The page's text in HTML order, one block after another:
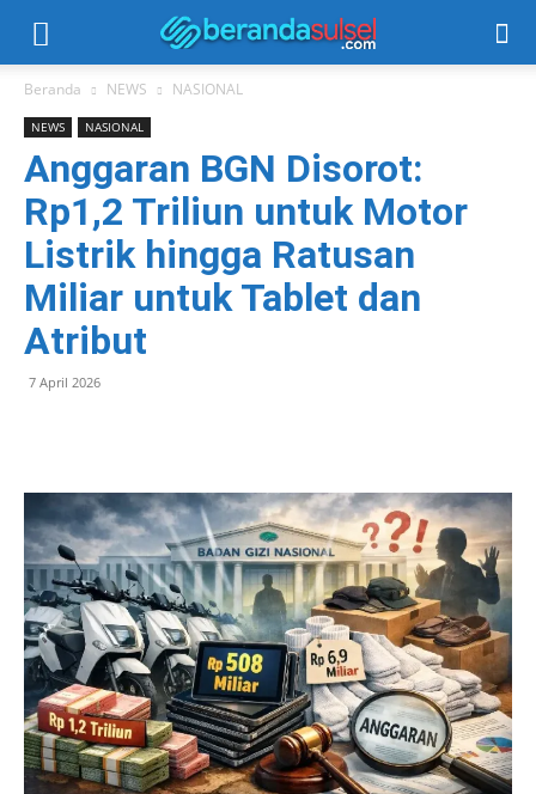
Beranda NEWS NASIONAL
NEWS NASIONAL
Anggaran BGN Disorot:
Rp1,2 Triliun untuk Motor
Listrik hingga Ratusan
Miliar untuk Tablet dan
Atribut
7 April 2026